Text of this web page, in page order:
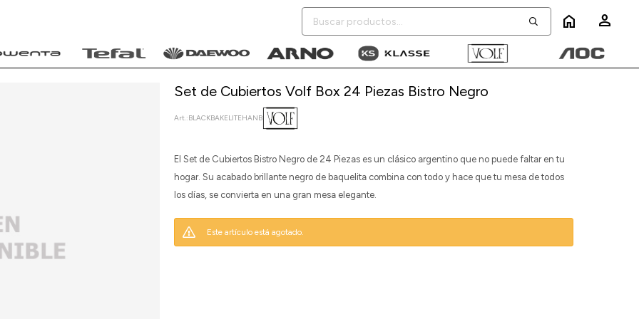
home
Set de Cubiertos Volf Box 24 Piezas Bistro Negro
BLACKBAKELITEHANB
El Set de Cubiertos Bistro Negro de 24 Piezas es un clásico argentino que no puede faltar en tu
hogar. Su acabado brillante negro de baquelita combina con todo y hace que tu mesa de todos
los días, se convierta en una gran mesa elegante.
Este artículo está agotado.